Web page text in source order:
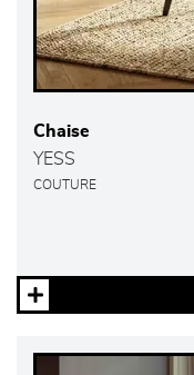
Chaise
YESS
COUTURE